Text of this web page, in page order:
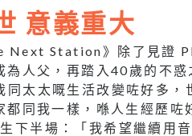
意義重大
Next Station》除了見證
為人父，再踏入40歲的不
太太嘅生活改變咗好多，
同我一樣，喺人生經歷
下半場：「我希望繼續用